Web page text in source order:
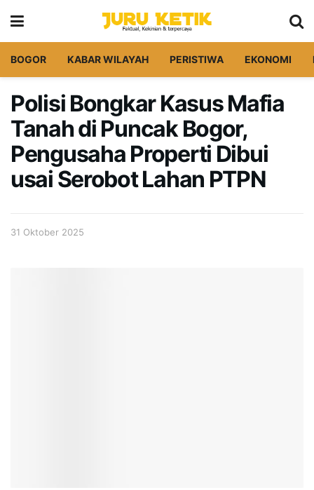
BOGOR KABAR WILAYAH PERISTIWA EKONOMI
Polisi Bongkar Kasus Mafia
Tanah di Puncak Bogor,
Pengusaha Properti Dibui
usai Serobot Lahan PTPN
31 Oktober 2025